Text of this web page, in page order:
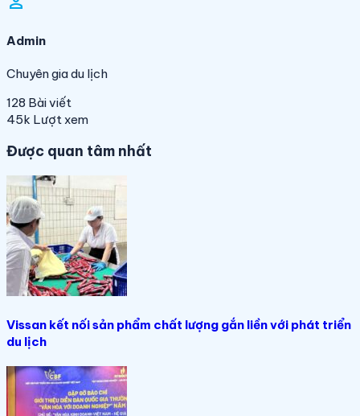
Admin
Chuyên gia du lịch
128 Bài viết
45k Lượt xem
Được quan tâm nhất
Vissan kết nối sản phẩm chất lượng gắn liền với phát triển
du lịch